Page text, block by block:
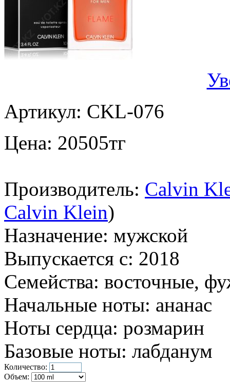
Артикул: CKL-076
Цена: 20505тг
Производитель: Calvin
Calvin Klein)
Назначение: мужской
Выпускается с: 2018
Семейства: восточные,
Начальные ноты: ананас
Ноты сердца: розмарин
Базовые ноты: лабданум
Количество:
Объем: